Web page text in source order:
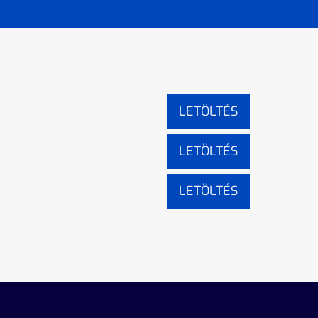
LETÖLTÉS
LETÖLTÉS
LETÖLTÉS